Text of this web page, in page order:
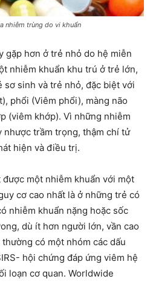
nhiễm trùng do vi khuẩn
gặp hơn ở trẻ nhỏ do hệ miễn
nhiễm khuẩn khu trú ở trẻ lớn,
sinh và trẻ nhỏ, đặc biệt với
phổi (Viêm phổi), màng não
(viêm khớp). Vì những nhiễm
nhược trầm trọng, thậm chí tử
hiện và điều trị.
được một nhiễm khuẩn với một
cơ cao nhất là ở những trẻ có
nhiễm khuẩn nặng hoặc sốc
dù ít hơn người lớn, vần cao
có một nhóm các dấu
hội chứng đáp ứng viêm hệ
loạn cơ quan. Worldwide